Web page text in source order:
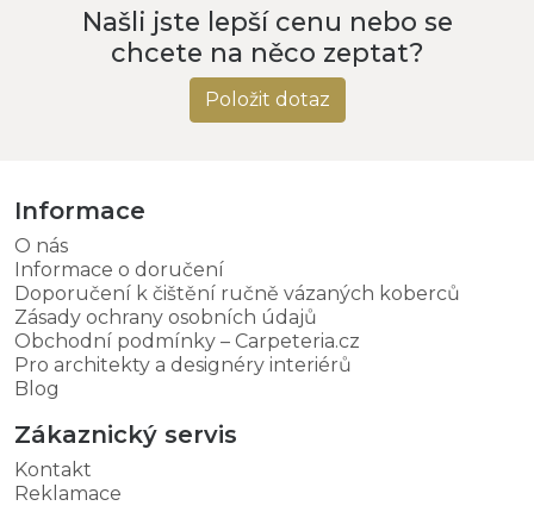
Našli jste lepší cenu nebo se
chcete na něco zeptat?
Položit dotaz
Informace
O nás
Informace o doručení
Doporučení k čištění ručně vázaných koberců
Zásady ochrany osobních údajů
Obchodní podmínky – Carpeteria.cz
Pro architekty a designéry interiérů
Blog
Zákaznický servis
Kontakt
Reklamace